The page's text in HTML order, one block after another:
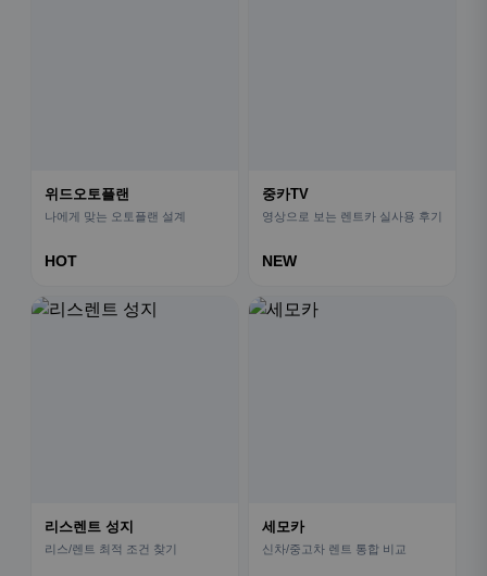
위드오토플랜
나에게 맞는 오토플랜 설계
HOT
중카TV
영상으로 보는 렌트카 실사용 후기
NEW
리스렌트 성지
리스/렌트 최적 조건 찾기
세모카
신차/중고차 렌트 통합 비교